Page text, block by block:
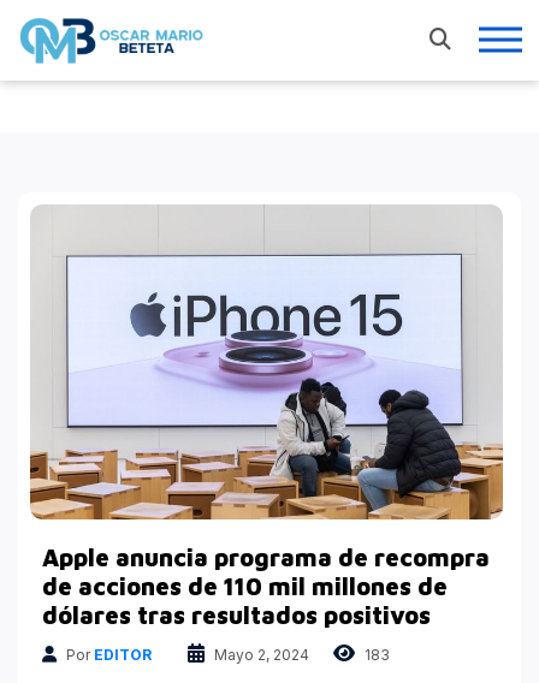
Apple anuncia programa de recompra
de acciones de 110 mil millones de
dólares tras resultados positivos
Por EDITOR Mayo 2, 2024 183
Entrevistas
Internacional
Columnas invitadas
Finanzas
Columnas Político Financieras
Principales medios